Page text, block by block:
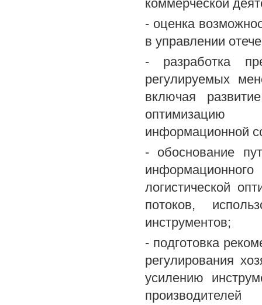
коммерческой
- оценка
в управлении
- разработка
регулируемых
включая
оптимизацию
информационной
- обоснование
логистической
потоков,
инструментов;
- подготовка
регулирования
усилению